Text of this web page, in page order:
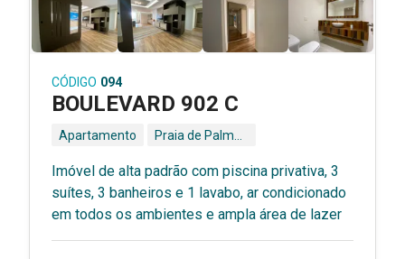
CÓDIGO 094
BOULEVARD 902 C
Apartamento
Imóvel de alta padrão com piscina privativa, 3
suítes, 3 banheiros e 1 lavabo, ar condicionado
em todos os ambientes e ampla área de lazer